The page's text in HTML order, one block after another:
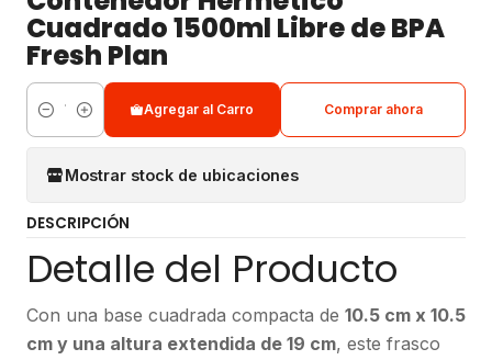
Cuadrado 1500ml Libre de BPA
Fresh Plan
Cantidad
Agregar al Carro Comprar ahora
Mostrar stock de ubicaciones
DESCRIPCIÓN
Detalle del Producto
Con una base cuadrada compacta de 10.5 cm x 10.5
cm y una altura extendida de 19 cm, este frasco